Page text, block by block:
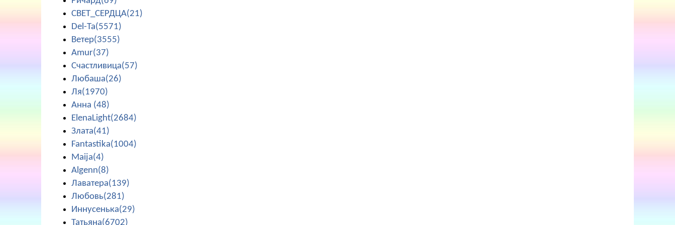
СВЕТ_СЕРДЦА(21)
Del-Ta(5571)
Ветер(3555)
Amur(37)
Счастливица(57)
Любаша(26)
Ля(1970)
Анна (48)
ElenaLight(2684)
Злата(41)
Fantastika(1004)
Maija(4)
Algenn(8)
Лаватера(139)
Любовь(281)
Иннусенька(29)
Татьяна(6702)